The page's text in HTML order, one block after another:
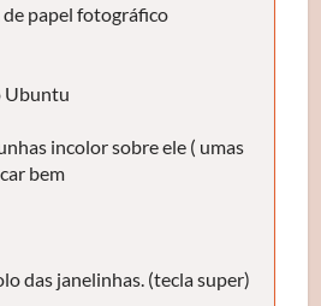
papel fotográfico
Ubuntu
incolor sobre ele ( umas
bem
das janelinhas. (tecla super)